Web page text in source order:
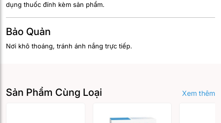
dụng thuốc đính kèm sản phẩm.
Bảo Quản
Nơi khô thoáng, tránh ánh nắng trực tiếp.
Sản Phẩm Cùng Loại Xem thêm